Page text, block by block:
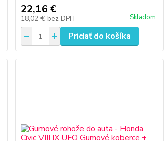
22,16 €
18,02 € bez DPH Skladom
Pridať do košíka